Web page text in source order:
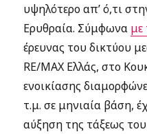
υψηλότερο απ’ ό,τι
Ερυθραία. Σύμφωνα με
έρευνας του δικτύου
RE/MΑΧ Ελλάς, στο
ενοικίασης
τ.μ. σε μηνιαία βάση,
αύξηση της τάξεως